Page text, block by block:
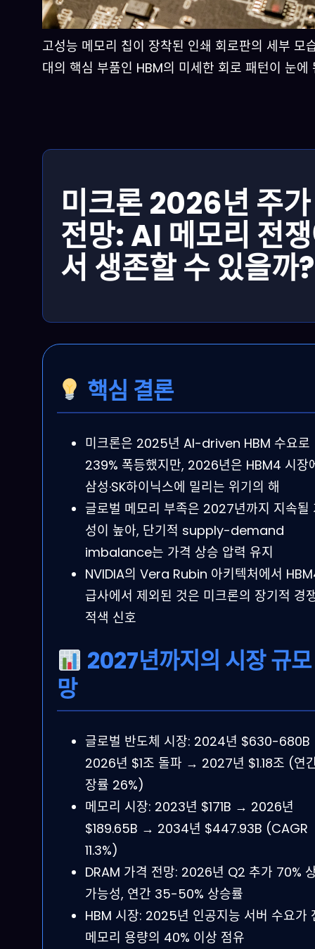
고성능 메모리 칩이 장착된 인쇄 회로판의 세부 모
대의 핵심 부품인 HBM의 미세한 회로 패턴이 눈에
미크론 2026년 주가
전망: AI 메모리 전
서 생존할 수 있을까?
핵심 결론
미크론은 2025년 AI-driven HBM 수요로
239% 폭등했지만, 2026년은 HBM4 시장
삼성·SK하이닉스에 밀리는 위기의 해
글로벌 메모리 부족은 2027년까지 지속될
성이 높아, 단기적 supply-demand
imbalance는 가격 상승 압력 유지
NVIDIA의 Vera Rubin 아키텍처에서
급사에서 제외된 것은 미크론의 장기적 경
적색 신호
2027년까지의 시장 규
망
글로벌 반도체 시장: 2024년 $630-
2026년 $1조 돌파 → 2027년 $1.18조 (연
장률 26%)
메모리 시장: 2023년 $171B → 2026년
$189.65B → 2034년 $447.93B (CAGR
11.3%)
DRAM 가격 전망: 2026년 Q2 추가 70%
가능성, 연간 35-50% 상승률
HBM 시장: 2025년 인공지능 서버 수요가
메모리 용량의 40% 이상 점유